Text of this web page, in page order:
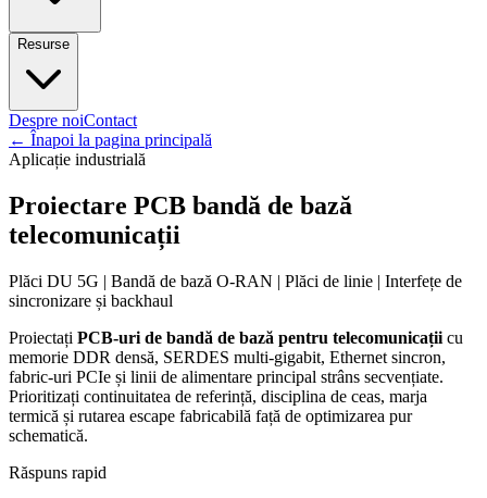
Resurse
Despre noiContact
← Înapoi la pagina principală
Aplicație industrială
Proiectare PCB bandă de bază
telecomunicații
Plăci DU 5G | Bandă de bază O-RAN | Plăci de linie | Interfețe de
sincronizare și backhaul
Proiectați PCB-uri de bandă de bază pentru telecomunicații cu
memorie DDR densă, SERDES multi-gigabit, Ethernet sincron,
fabric-uri PCIe și linii de alimentare principal strâns secvențiate.
Prioritizați continuitatea de referință, disciplina de ceas, marja
termică și rutarea escape fabricabilă față de optimizarea pur
schematică.
Răspuns rapid